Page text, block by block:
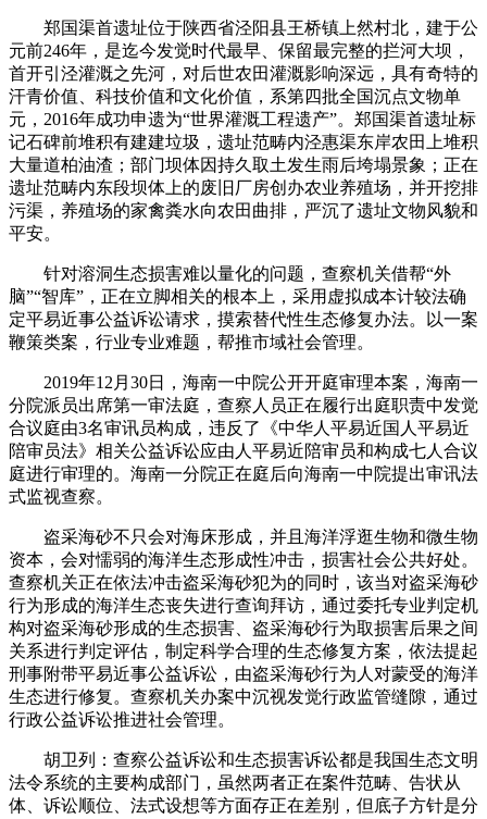
郑国渠首遗址位于陕西省泾阳县王桥镇上然村北，建于公
元前246年，是迄今发觉时代最早、保留最完整的拦河大坝，
首开引泾灌溉之先河，对后世农田灌溉影响深远，具有奇特的
汗青价值、科技价值和文化价值，系第四批全国沉点文物单
元，2016年成功申遗为“世界灌溉工程遗产”。郑国渠首遗址标
记石碑前堆积有建建垃圾，遗址范畴内泾惠渠东岸农田上堆积
大量道柏油渣；部门坝体因持久取土发生雨后垮塌景象；正在
遗址范畴内东段坝体上的废旧厂房创办农业养殖场，并开挖排
污渠，养殖场的家禽粪水向农田曲排，严沉了遗址文物风貌和
平安。
针对溶洞生态损害难以量化的问题，查察机关借帮“外
脑”“智库”，正在立脚相关的根本上，采用虚拟成本计较法确
定平易近事公益诉讼请求，摸索替代性生态修复办法。以一案
鞭策类案，行业专业难题，帮推市域社会管理。
2019年12月30日，海南一中院公开开庭审理本案，海南一
分院派员出席第一审法庭，查察人员正在履行出庭职责中发觉
合议庭由3名审讯员构成，违反了《中华人平易近国人平易近
陪审员法》相关公益诉讼应由人平易近陪审员和构成七人合议
庭进行审理的。海南一分院正在庭后向海南一中院提出审讯法
式监视查察。
盗采海砂不只会对海床形成，并且海洋浮逛生物和微生物
资本，会对懦弱的海洋生态形成性冲击，损害社会公共好处。
查察机关正在依法冲击盗采海砂犯为的同时，该当对盗采海砂
行为形成的海洋生态丧失进行查询拜访，通过委托专业判定机
构对盗采海砂形成的生态损害、盗采海砂行为取损害后果之间
关系进行判定评估，制定科学合理的生态修复方案，依法提起
刑事附带平易近事公益诉讼，由盗采海砂行为人对蒙受的海洋
生态进行修复。查察机关办案中沉视发觉行政监管缝隙，通过
行政公益诉讼推进社会管理。
胡卫列：查察公益诉讼和生态损害诉讼都是我国生态文明
法令系统的主要构成部门，虽然两者正在案件范畴、告状从
体、诉讼顺位、法式设想等方面存正在差别，但底子方针是分